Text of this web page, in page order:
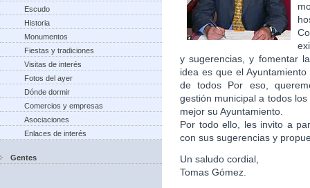
Escudo
Historia
Monumentos
Fiestas y tradiciones
Visitas de interés
Fotos del ayer
Dónde dormir
Comercios y empresas
Asociaciones
Enlaces de interés
Gentes
y sugerencias, y fomentar
idea es que el
de todos Por eso,
gestión municipal a todos
mejor su Ayuntamiento.
Por todo ello, les invito a
con sus sugerencias y
Un saludo cordial,
Tomas Gómez.